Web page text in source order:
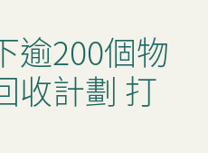
逾200個物
收計劃 打